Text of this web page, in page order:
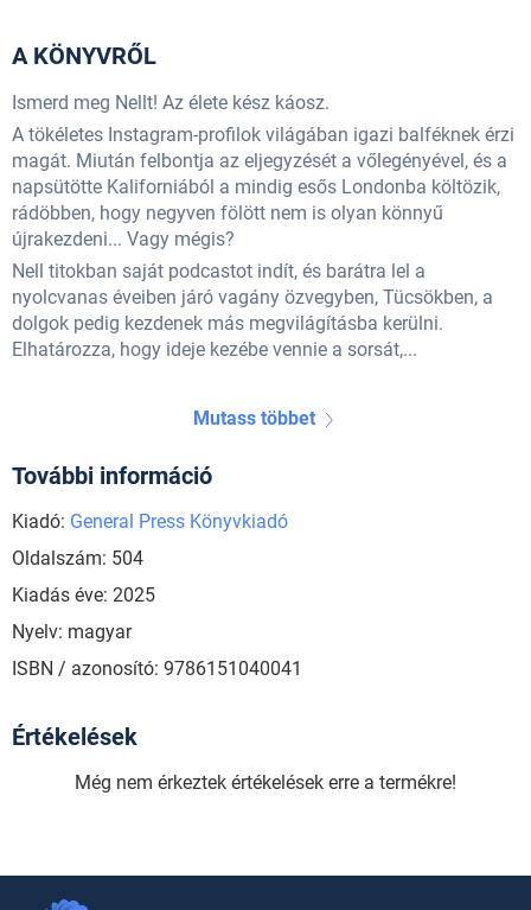
A KÖNYVRŐL
Ismerd meg Nellt! Az élete kész káosz.
A tökéletes Instagram-profilok világában igazi balféknek érzi
magát. Miután felbontja az eljegyzését a vőlegényével, és a
napsütötte Kaliforniából a mindig esős Londonba költözik,
rádöbben, hogy negyven fölött nem is olyan könnyű
újrakezdeni... Vagy mégis?
Nell titokban saját podcastot indít, és barátra lel a
nyolcvanas éveiben járó vagány özvegyben, Tücsökben, a
dolgok pedig kezdenek más megvilágításba kerülni.
Elhatározza, hogy ideje kezébe vennie a sorsát,...
Mutass többet
További információ
Kiadó: General Press Könyvkiadó
Oldalszám: 504
Kiadás éve: 2025
Nyelv: magyar
ISBN / azonosító: 9786151040041
Értékelések
Még nem érkeztek értékelések erre a termékre!